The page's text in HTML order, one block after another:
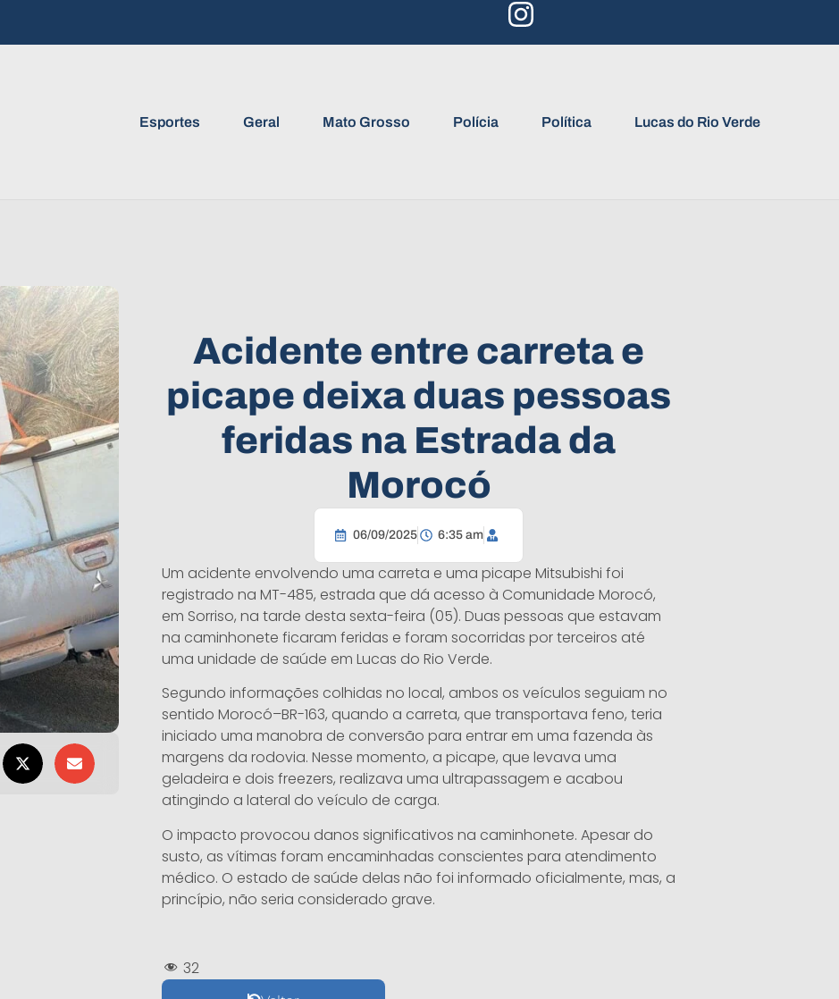
Esportes Geral Mato Grosso Polícia Política Lucas do Rio Verde
Acidente entre carreta e
picape deixa duas pessoas
feridas na Estrada da
Morocó
06/09/2025 6:35 am
Um acidente envolvendo uma carreta e uma picape Mitsubishi foi
registrado na MT-485, estrada que dá acesso à Comunidade Morocó,
em Sorriso, na tarde desta sexta-feira (05). Duas pessoas que estavam
na caminhonete ficaram feridas e foram socorridas por terceiros até
uma unidade de saúde em Lucas do Rio Verde.
Segundo informações colhidas no local, ambos os veículos seguiam no
sentido Morocó–BR-163, quando a carreta, que transportava feno, teria
iniciado uma manobra de conversão para entrar em uma fazenda às
margens da rodovia. Nesse momento, a picape, que levava uma
geladeira e dois freezers, realizava uma ultrapassagem e acabou
atingindo a lateral do veículo de carga.
O impacto provocou danos significativos na caminhonete. Apesar do
susto, as vítimas foram encaminhadas conscientes para atendimento
médico. O estado de saúde delas não foi informado oficialmente, mas, a
princípio, não seria considerado grave.
32